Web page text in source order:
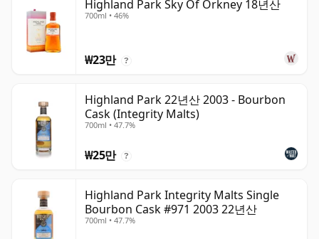
Highland Park Sky Of Orkney 18년산
700ml • 46%
₩23만 ?
Highland Park 22년산 2003 - Bourbon
Cask (Integrity Malts)
700ml • 47.7%
₩25만 ?
Highland Park Integrity Malts Single
Bourbon Cask #971 2003 22년산
700ml • 47.7%